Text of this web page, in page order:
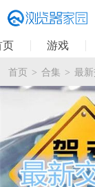
页 游戏
首页 > 合集 > 最